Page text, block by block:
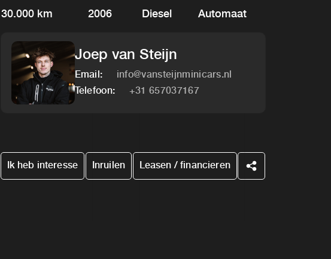
30.000 km 2006 Diesel Automaat
Joep van Steijn
Email:
info@vansteijnminicars.nl
Telefoon:
+31 657037167
Ik heb interesse Inruilen Leasen / financieren